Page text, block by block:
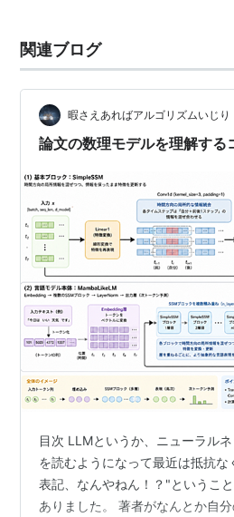
関連ブログ
暇さえあればアルゴリズムいじり
論文の数理モデルを理解する
目次 LLMというか、ニューラル
を読むようになって最近は抵抗
表記、なんやねん！？"というこ
ありました。 著者がなんとか自